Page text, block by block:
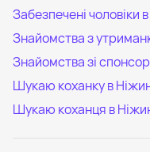
Забезпечені чоловіки
Знайомства з
Знайомства зі
Шукаю коханку в
Шукаю коханця в